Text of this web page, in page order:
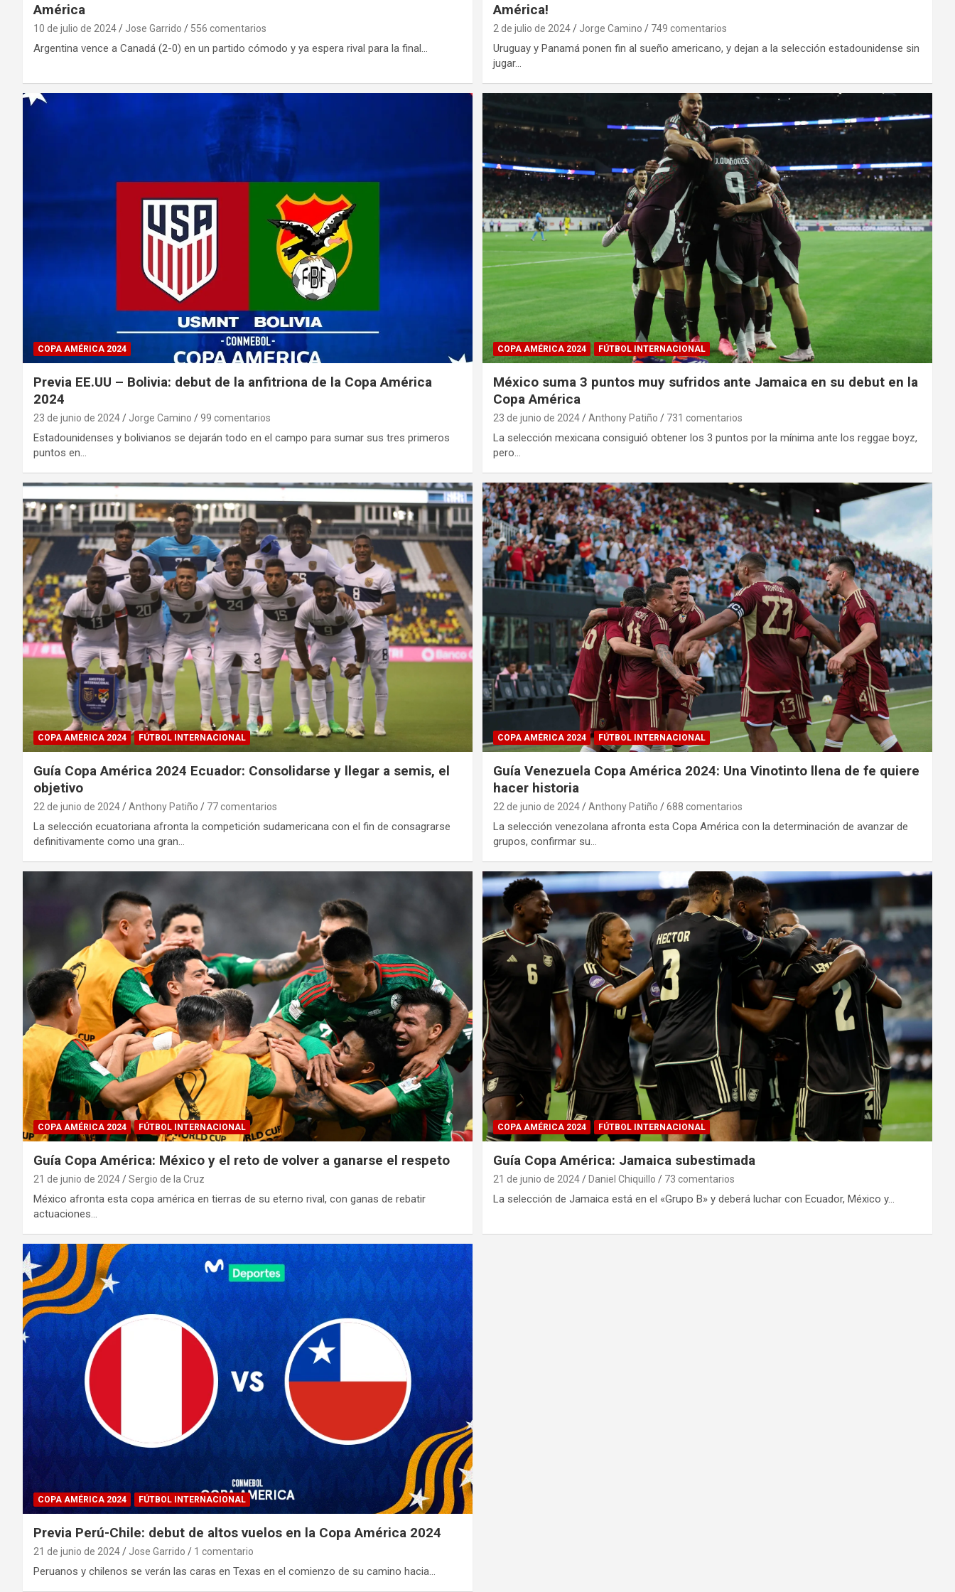
América
10 de julio de 2024 Jose Garrido 556 comentarios
Argentina vence a Canadá (2-0) en un partido cómodo y ya espera rival para la final…
América!
2 de julio de 2024 Jorge Camino 749 comentarios
Uruguay y Panamá ponen fin al sueño americano, y dejan a la selección estadounidense sin
jugar…
COPA AMÉRICA 2024
Previa EE.UU – Bolivia: debut de la anfitriona de la Copa América
2024
23 de junio de 2024 Jorge Camino 99 comentarios
Estadounidenses y bolivianos se dejarán todo en el campo para sumar sus tres primeros
puntos en…
COPA AMÉRICA 2024 FÚTBOL INTERNACIONAL
México suma 3 puntos muy sufridos ante Jamaica en su debut en la
Copa América
23 de junio de 2024 Anthony Patiño 731 comentarios
La selección mexicana consiguió obtener los 3 puntos por la mínima ante los reggae boyz,
pero…
COPA AMÉRICA 2024 FÚTBOL INTERNACIONAL
Guía Copa América 2024 Ecuador: Consolidarse y llegar a semis, el
objetivo
22 de junio de 2024 Anthony Patiño 77 comentarios
La selección ecuatoriana afronta la competición sudamericana con el fin de consagrarse
definitivamente como una gran…
COPA AMÉRICA 2024 FÚTBOL INTERNACIONAL
Guía Venezuela Copa América 2024: Una Vinotinto llena de fe quiere
hacer historia
22 de junio de 2024 Anthony Patiño 688 comentarios
La selección venezolana afronta esta Copa América con la determinación de avanzar de
grupos, confirmar su…
COPA AMÉRICA 2024 FÚTBOL INTERNACIONAL
Guía Copa América: México y el reto de volver a ganarse el respeto
21 de junio de 2024 Sergio de la Cruz
México afronta esta copa américa en tierras de su eterno rival, con ganas de rebatir
actuaciones…
COPA AMÉRICA 2024 FÚTBOL INTERNACIONAL
Guía Copa América: Jamaica subestimada
21 de junio de 2024 Daniel Chiquillo 73 comentarios
La selección de Jamaica está en el «Grupo B» y deberá luchar con Ecuador, México y…
COPA AMÉRICA 2024 FÚTBOL INTERNACIONAL
Previa Perú-Chile: debut de altos vuelos en la Copa América 2024
21 de junio de 2024 Jose Garrido 1 comentario
Peruanos y chilenos se verán las caras en Texas en el comienzo de su camino hacia…